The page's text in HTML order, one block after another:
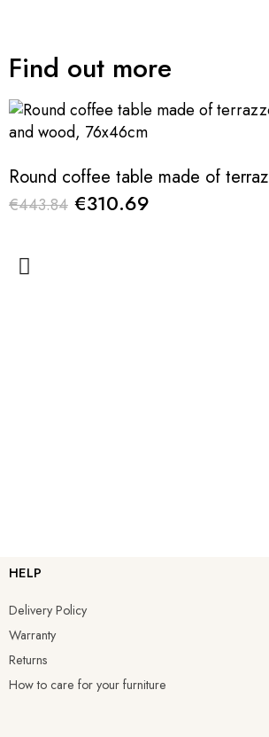
Find out more
€443.84 €310.69
HELP
Delivery Policy
Warranty
Returns
How to care for your furniture